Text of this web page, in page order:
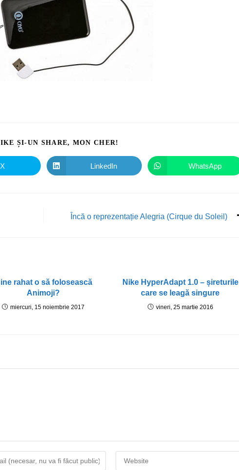
ȘI-UN SHARE, MON CHER!
X LinkedIn WhatsApp
Încă o reprezentație Alegria (Cirque du Soleil)
rahat o să folosească
Animoji?
miercuri, 15 noiembrie 2017
Nike HyperAdapt 1.0 – șireturile
care se leagă singure
vineri, 25 martie 2016